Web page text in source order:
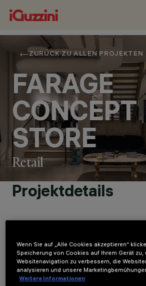
ZURÜCK ZU ALLEN PROJEKTEN
FARAGE
CONCEPT
STORE
Retail
STANDORT
DARLINGHURST
(SYDNEY),
AUSTRALIA
Projektdetails
(SYDNEY), AUSTRALIA
JAHR
2023
Wenn Sie auf „Alle Cookies akzeptieren“
Speicherung von Cookies auf Ihrem Gerät zu,
Websitenavigation zu verbessern, die
analysieren und unsere
Weitere Informationen